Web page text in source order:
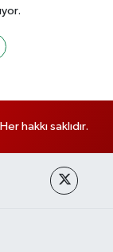
hakkı saklıdır.